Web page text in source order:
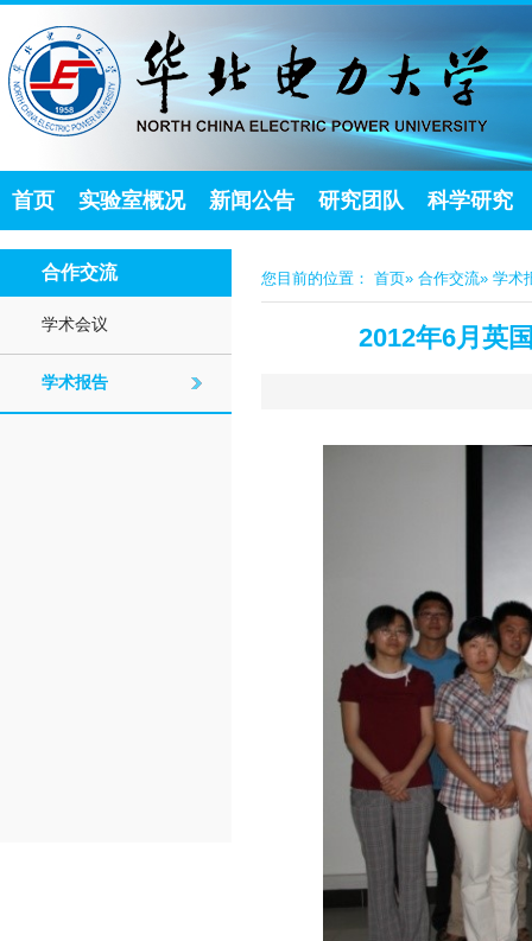
首页 实验室概况 新闻公告 研究团队 科学研究
合作交流
学术会议
学术报告
您目前的位置： 首页» 合作交流» 学术
2012年6月英